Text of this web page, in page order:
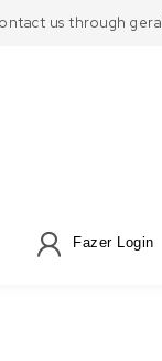
us through
Fazer Login